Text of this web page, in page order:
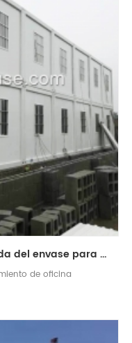
casa desmontable prefabricada del envase para el alojamiento de la tienda de la oficina
de oficina